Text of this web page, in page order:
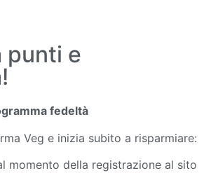
punti e
fedeltà
Veg e inizia subito a risparmiare:
momento della registrazione al sito